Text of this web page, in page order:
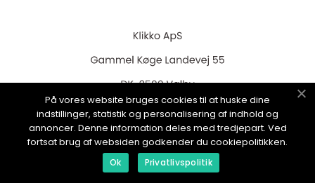
web:www.klikko.dk
På vores website bruges cookies til at huske dine
indstillinger, statistik og personalisering af indhold og
annoncer. Denne information deles med tredjepart. Ved
fortsat brug af websiden godkender du cookiepolitikken.
Ok Privatlivspolitik